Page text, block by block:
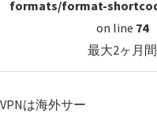
formats/format-
on line 74
最大2ヶ月間
は海外サー